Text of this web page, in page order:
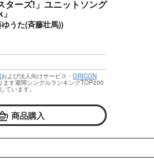
ターズ!」ユニットソング
うた(斉藤壮馬))
および法人向けサービス・ ORICON
ます週間シングルランキングTOP200
ています。
商品購入